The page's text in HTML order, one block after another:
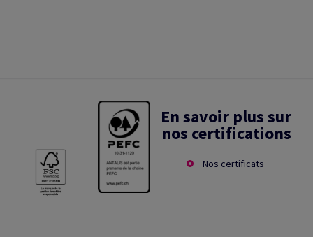
En savoir plus sur
nos certifications
Nos certificats